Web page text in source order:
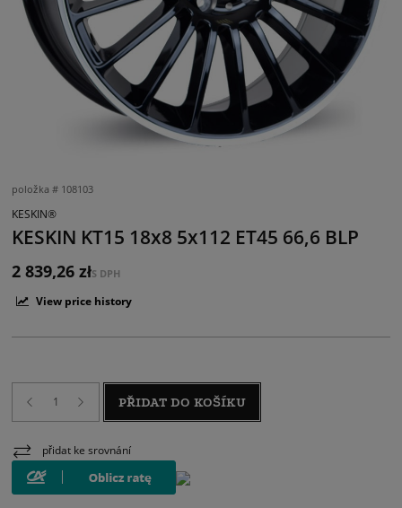
položka # 108103
KESKIN®
KESKIN KT15 18x8 5x112 ET45 66,6 BLP
2 839,26 złS DPH
View price history
PŘIDAT DO KOŠÍKU
přidat ke srovnání